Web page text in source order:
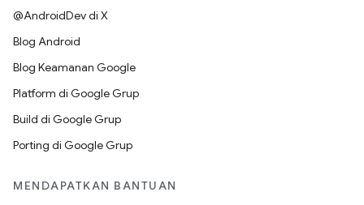
@AndroidDev di X
Blog Android
Blog Keamanan Google
Platform di Google Grup
Build di Google Grup
Porting di Google Grup
MENDAPATKAN BANTUAN